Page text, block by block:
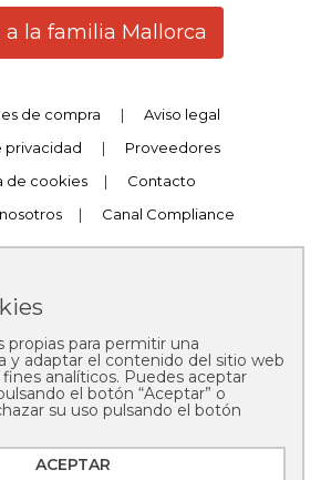
a la familia Mallorca
de compra |
Aviso legal
privacidad
|
Proveedores
de cookies
|
Contacto
| Canal Compliance
© 2025 Pastelería Mallorca
propias para permitir una
y adaptar el contenido del sitio web
analíticos. Puedes aceptar
el botón “Aceptar” o
su uso pulsando el botón
ACEPTAR